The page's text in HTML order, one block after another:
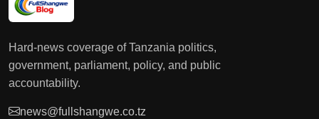
Hard-news coverage of Tanzania politics,
government, parliament, policy, and public
accountability.
news@fullshangwe.co.tz